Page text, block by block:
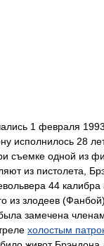
1 февраля
исполнилось 28
съемке одной из
из пистолета,
44 калибра
из злодеев
замечена
холостым